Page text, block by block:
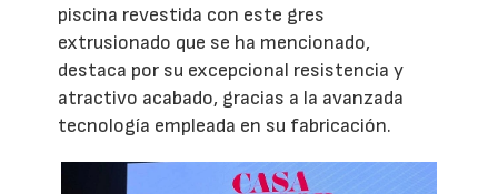
piscina revestida con este gres
extrusionado que se ha mencionado,
destaca por su excepcional resistencia y
atractivo acabado, gracias a la avanzada
tecnología empleada en su fabricación.